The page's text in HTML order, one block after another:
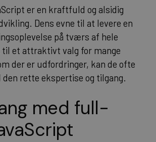
er en kraftfuld og alsidig
Dens evne til at levere en
på tværs af hele
et attraktivt valg for mange
der er udfordringer, kan de ofte
rette ekspertise og tilgang.
med full-